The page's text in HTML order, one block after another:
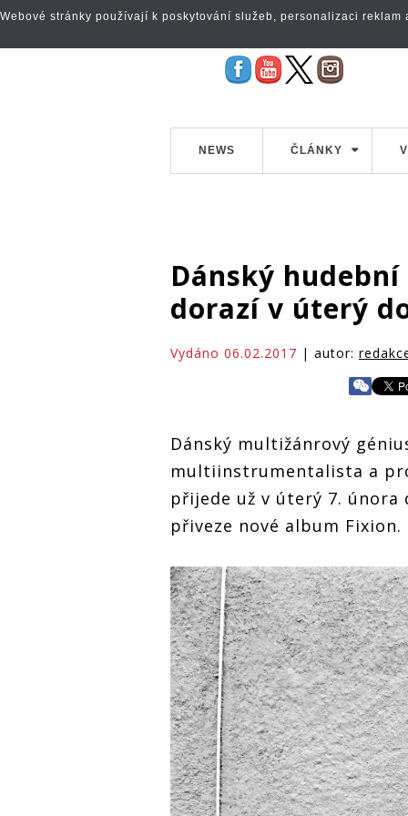
NEWS ČLÁNKY
Dánský
dorazí v úterý
Vydáno 06.02.2017 | autor:
Dánský multižánrový
multiinstrumentalista a
přijede už v úterý 7. února
přiveze nové album Fixion.
Webové stránky používají k poskytování služeb, personalizaci